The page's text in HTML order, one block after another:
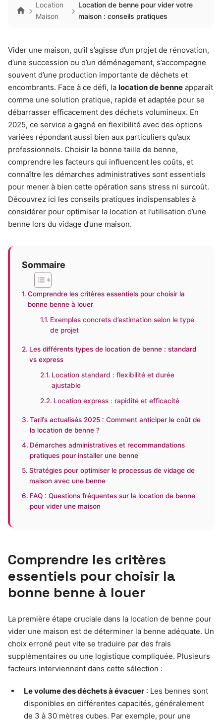
Location
Maison
Location de benne pour vider votre
maison : conseils pratiques
Vider une maison, qu’il s’agisse d’un projet de rénovation,
d’une succession ou d’un déménagement, s’accompagne
souvent d’une production importante de déchets et
encombrants. Face à ce défi, la location de benne apparaît
comme une solution pratique, rapide et adaptée pour se
débarrasser efficacement des déchets volumineux. En
2025, ce service a gagné en flexibilité avec des options
variées répondant aussi bien aux particuliers qu’aux
professionnels. Choisir la bonne taille de benne,
comprendre les facteurs qui influencent les coûts, et
connaître les démarches administratives sont essentiels
pour mener à bien cette opération sans stress ni surcoût.
Découvrez ici les conseils pratiques indispensables à
considérer pour optimiser la location et l’utilisation d’une
benne lors du vidage d’une maison.
Sommaire
Comprendre les critères essentiels pour choisir la
bonne benne à louer
Exemples concrets d’estimation selon le type
de projet
Les différents types de location de benne : standard
vs express
Location standard : flexibilité et durée
ajustable
Location express : rapidité et efficacité
Tarifs actualisés 2025 : Comment anticiper le coût de
la location de benne ?
Démarches administratives et recommandations
pratiques pour installer une benne
Stratégies pour optimiser le processus de vidage de
maison avec une benne
FAQ : Questions fréquentes sur la location de benne
pour vider une maison
Comprendre les critères
essentiels pour choisir la
bonne benne à louer
La première étape cruciale dans la location de benne pour
vider une maison est de déterminer la benne adéquate. Un
choix erroné peut vite se traduire par des frais
supplémentaires ou une logistique compliquée. Plusieurs
facteurs interviennent dans cette sélection :
Le volume des déchets à évacuer : Les bennes sont
disponibles en différentes capacités, généralement
de 3 à 30 mètres cubes. Par exemple, pour une